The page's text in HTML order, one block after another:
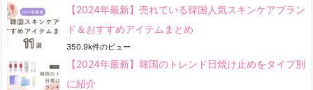
【2024年最新】売れている韓国人気スキンケアブラン
ド＆おすすめアイテムまとめ
350.9k件のビュー
【2024年最新】韓国のトレンド日焼け止めをタイプ別
に紹介